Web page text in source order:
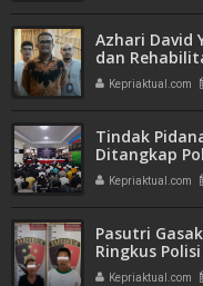
Azhari David
dan
Kepriaktual.com
Tindak
Ditangkap
Kepriaktual.com
Pasutri
Ringkus Polisi
Kepriaktual.com